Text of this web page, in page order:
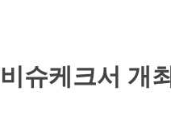
슈케크서 개최